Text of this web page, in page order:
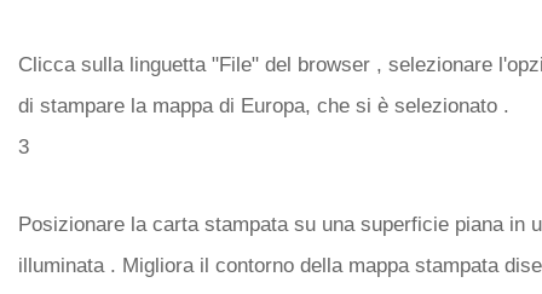
Clicca sulla linguetta "File" del browser , selezionare
di stampare la mappa di Europa, che si è selezionato .
3
Posizionare la carta stampata su una superficie piana in
illuminata . Migliora il contorno della mappa stampata